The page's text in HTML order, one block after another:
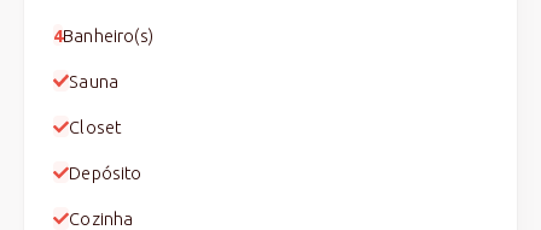
4Banheiro(s)
Sauna
Closet
Depósito
Cozinha